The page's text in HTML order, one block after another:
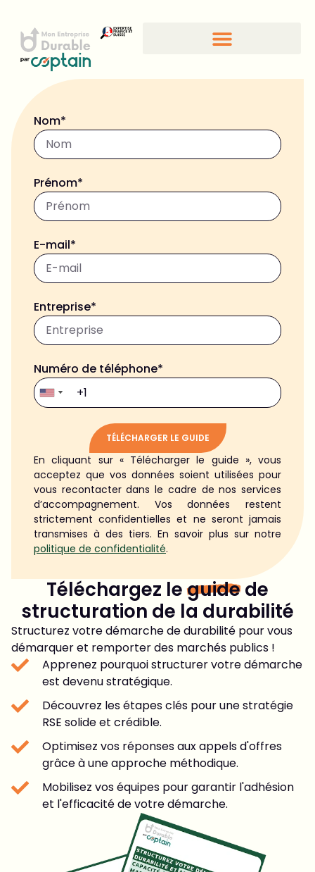
Téléchargez leguidede
structuration de la durabilité
Structurez votre démarche de durabilité pour vous
démarquer et remporter des marchés publics !
Apprenez pourquoi structurer votre démarche
est devenu stratégique.
Découvrez les étapes clés pour une stratégie
RSE solide et crédible.
Optimisez vos réponses aux appels d'offres
grâce à une approche méthodique.
Mobilisez vos équipes pour garantir l'adhésion
et l'efficacité de votre démarche.
Nom*
Prénom*
E-mail*
Entreprise*
Numéro de téléphone*
TÉLÉCHARGER LE GUIDE
Alternative:
En cliquant sur « Télécharger le guide », vous
acceptez que vos données soient utilisées pour
vous recontacter dans le cadre de nos services
d’accompagnement. Vos données restent
strictement confidentielles et ne seront jamais
transmises à des tiers. En savoir plus sur notre
politique de confidentialité.